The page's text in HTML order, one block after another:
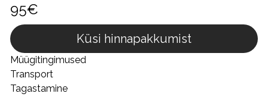
95€
Küsi hinnapakkumist
Müügitingimused
Transport
Tagastamine